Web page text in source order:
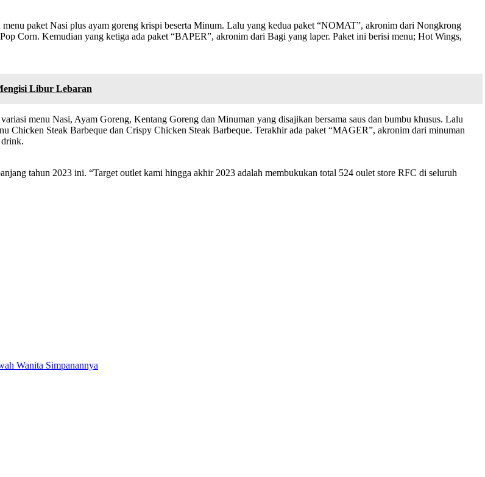
paket Nasi plus ayam goreng krispi beserta Minum. Lalu yang kedua paket “NOMAT”, akronim dari Nongkrong
Corn. Kemudian yang ketiga ada paket “BAPER”, akronim dari Bagi yang laper. Paket ini berisi menu; Hot Wings,
Libur Lebaran
menu Nasi, Ayam Goreng, Kentang Goreng dan Minuman yang disajikan bersama saus dan bumbu khusus. Lalu
Chicken Steak Barbeque dan Crispy Chicken Steak Barbeque. Terakhir ada paket “MAGER”, akronim dari minuman
drink.
tahun 2023 ini. “Target outlet kami hingga akhir 2023 adalah membukukan total 524 oulet store RFC di seluruh
Wanita Simpanannya